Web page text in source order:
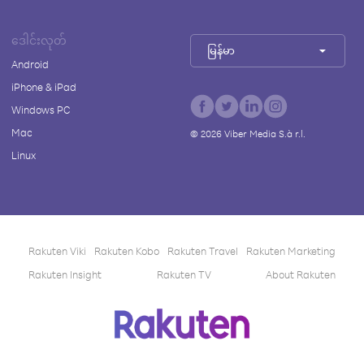
ဒေါင်းလုတ်
Android
iPhone & iPad
Windows PC
Mac
Linux
မြန်မာ
© 2026Viber Media S.à r.l.
Rakuten Viki Rakuten Kobo Rakuten Travel
Rakuten Marketing
Rakuten Insight
Rakuten TV About Rakuten